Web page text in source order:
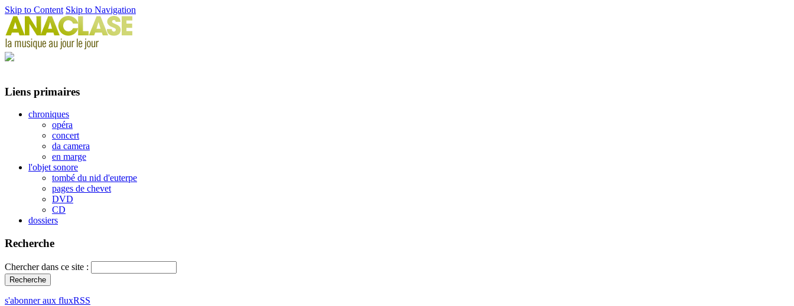
Skip to Content Skip to Navigation
Liens primaires
chroniques
opéra
concert
da camera
en marge
l'objet sonore
tombé du nid d'euterpe
pages de chevet
DVD
CD
dossiers
Recherche
Chercher dans ce site :
s'abonner aux fluxRSS